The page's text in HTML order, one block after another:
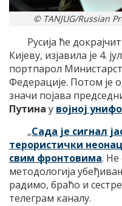
© TANJUG/Russian
Русија ће
Кијеву, изјавила је 4.
портпарол
Федерације. Потом је
значи појава
Путина у војној
„Сада је сигнал
терористички
свим фронтовима. Не
методологија
радимо, браћо и
телеграм каналу.